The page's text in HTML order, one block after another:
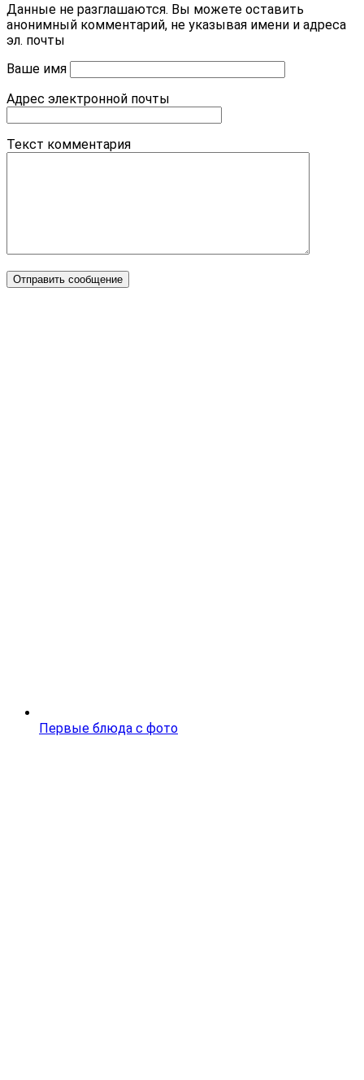
Данные не разглашаются. Вы можете оставить
анонимный комментарий, не указывая имени и адреса
эл. почты
Ваше имя
Адрес электронной почты
Текст комментария
Первые блюда с фото